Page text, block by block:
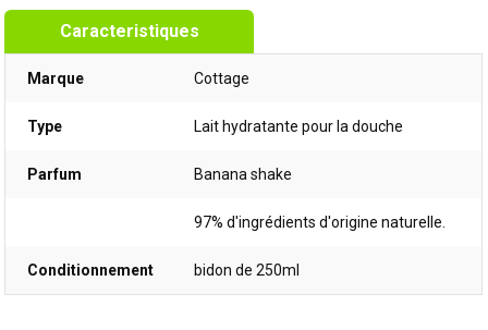
Caracteristiques
Marque Cottage
Type Lait hydratante pour la douche
Parfum Banana shake
97% d'ingrédients d'origine naturelle.
Conditionnement bidon de 250ml